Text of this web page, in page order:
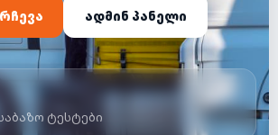
ადმინ პანელი
ტესტები